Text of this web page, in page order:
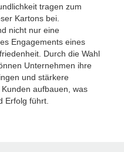
tragen zum
Kartons bei.
nicht nur eine
Engagements eines
Durch die Wahl
Unternehmen ihre
und stärkere
aufbauen, was
Erfolg führt.